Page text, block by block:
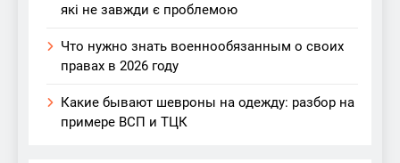
які не завжди є проблемою
Что нужно знать военнообязанным о своих
правах в 2026 году
Какие бывают шевроны на одежду: разбор на
примере ВСП и ТЦК